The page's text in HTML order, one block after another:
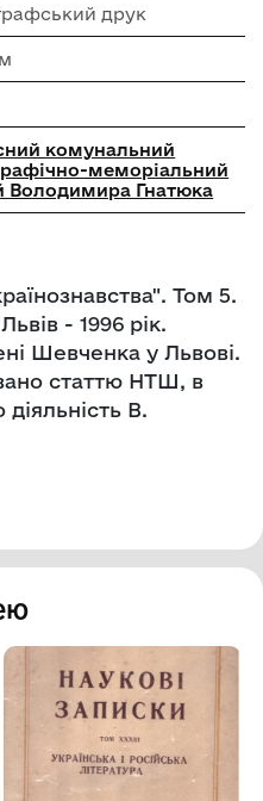
друк
комунальний
меморіальний
Володимира Гнатюка
Том 5.
- 1996 рік.
Шевченка у Львові.
статтю НТШ, в
діяльність В.